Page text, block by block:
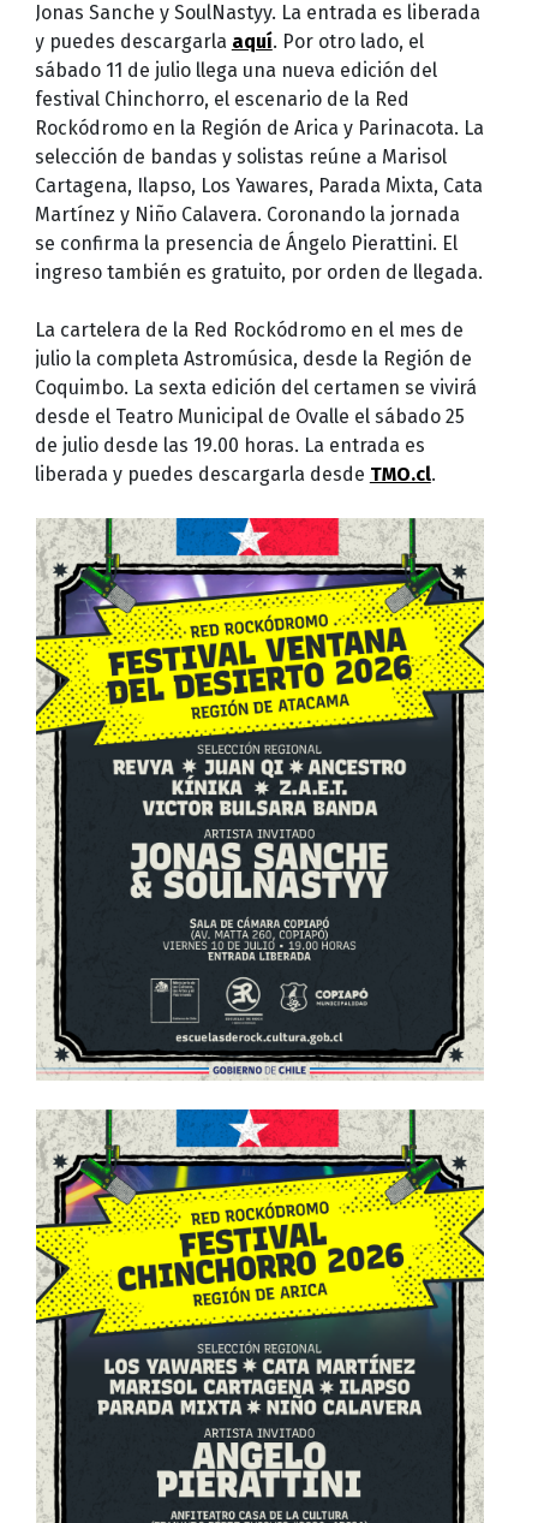
Jonas Sanche y SoulNastyy. La entrada es liberada
y puedes descargarla aquí. Por otro lado, el
sábado 11 de julio llega una nueva edición del
festival Chinchorro, el escenario de la Red
Rockódromo en la Región de Arica y Parinacota. La
selección de bandas y solistas reúne a Marisol
Cartagena, Ilapso, Los Yawares, Parada Mixta, Cata
Martínez y Niño Calavera. Coronando la jornada
se confirma la presencia de Ángelo Pierattini. El
ingreso también es gratuito, por orden de llegada.
La cartelera de la Red Rockódromo en el mes de
julio la completa Astromúsica, desde la Región de
Coquimbo. La sexta edición del certamen se vivirá
desde el Teatro Municipal de Ovalle el sábado 25
de julio desde las 19.00 horas. La entrada es
liberada y puedes descargarla desde TMO.cl.